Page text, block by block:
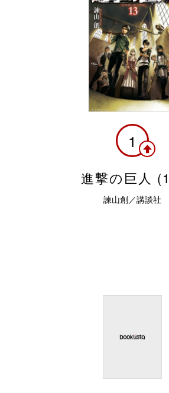
1
進撃の巨人
諫山創／講談社